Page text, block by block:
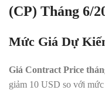
(CP) Tháng 6/
Mức Giá Dự
Giá Contract Price
giảm 10 USD so với